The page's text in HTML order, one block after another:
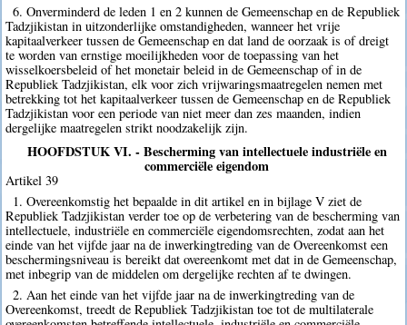
6. Onverminderd de leden 1 en 2 kunnen de Gemeenschap en de Republiek
Tadzjikistan in uitzonderlijke omstandigheden, wanneer het vrije
kapitaalverkeer tussen de Gemeenschap en dat land de oorzaak is of dreigt
te worden van ernstige moeilijkheden voor de toepassing van het
wisselkoersbeleid of het monetair beleid in de Gemeenschap of in de
Republiek Tadzjikistan, elk voor zich vrijwaringsmaatregelen nemen met
betrekking tot het kapitaalverkeer tussen de Gemeenschap en de Republiek
Tadzjikistan voor een periode van niet meer dan zes maanden, indien
dergelijke maatregelen strikt noodzakelijk zijn.
HOOFDSTUK VI. - Bescherming van intellectuele industriële en
commerciële eigendom
Artikel 39
1. Overeenkomstig het bepaalde in dit artikel en in bijlage V ziet de
Republiek Tadzjikistan verder toe op de verbetering van de bescherming van
intellectuele, industriële en commerciële eigendomsrechten, zodat aan het
einde van het vijfde jaar na de inwerkingtreding van de Overeenkomst een
beschermingsniveau is bereikt dat overeenkomt met dat in de Gemeenschap,
met inbegrip van de middelen om dergelijke rechten af te dwingen.
2. Aan het einde van het vijfde jaar na de inwerkingtreding van de
Overeenkomst, treedt de Republiek Tadzjikistan toe tot de multilaterale